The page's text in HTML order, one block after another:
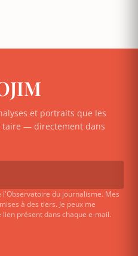
et portraits que les
— directement dans
l'Observatoire du journalisme. Mes
à des tiers. Je peux me
présent dans chaque e-mail.